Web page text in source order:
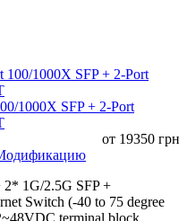
1000X SFP + 2-Port
от 19350 грн
1G/2.5G SFP +
Switch (-40 to 75 degree
terminal block,